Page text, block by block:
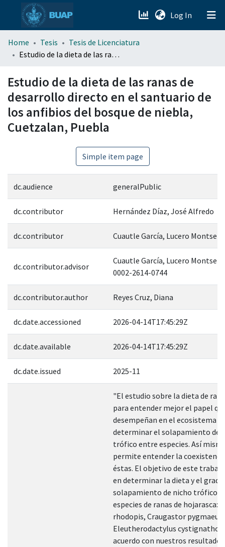
Log In (current)
menu.section.about_menu
Home Tesis
Tesis de Licenciatura
Estudio de la dieta de las ranas de desarrollo directo en el santuario de los anfibios del bosque de niebla, Cuetzalan, Puebla
Estudio de la dieta de las ranas de
desarrollo directo en el santuario de
los anfibios del bosque de niebla,
Cuetzalan, Puebla
Simple item page
dc.audience generalPublic
dc.contributor Hernández Díaz, José Alfredo
dc.contributor Cuautle García, Lucero
dc.contributor.advisor
Cuautle García, Lucero
0002-2614-0744
dc.contributor.author Reyes Cruz, Diana
dc.date.accessioned 2026-04-14T17:45:29Z
dc.date.available 2026-04-14T17:45:29Z
dc.date.issued 2025-11
"El estudio sobre la dieta de
para entender mejor el papel
desempeñan en el ecosistema y
determinar el solapamiento de
trófico entre especies. Así
permite entender la
éstas. El objetivo de este
en determinar la dieta y el grado
solapamiento de nicho trófico
especies de ranas de hojarasca:
rhodopis, Craugastor pygmaeus
Eleutherodactylus
acuerdo con nuestros